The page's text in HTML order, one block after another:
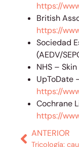
https://
British
https://
Sociedad
(AEDV/
NHS –
UpToDate
https://
Cochrane
https://
ANTERIOR